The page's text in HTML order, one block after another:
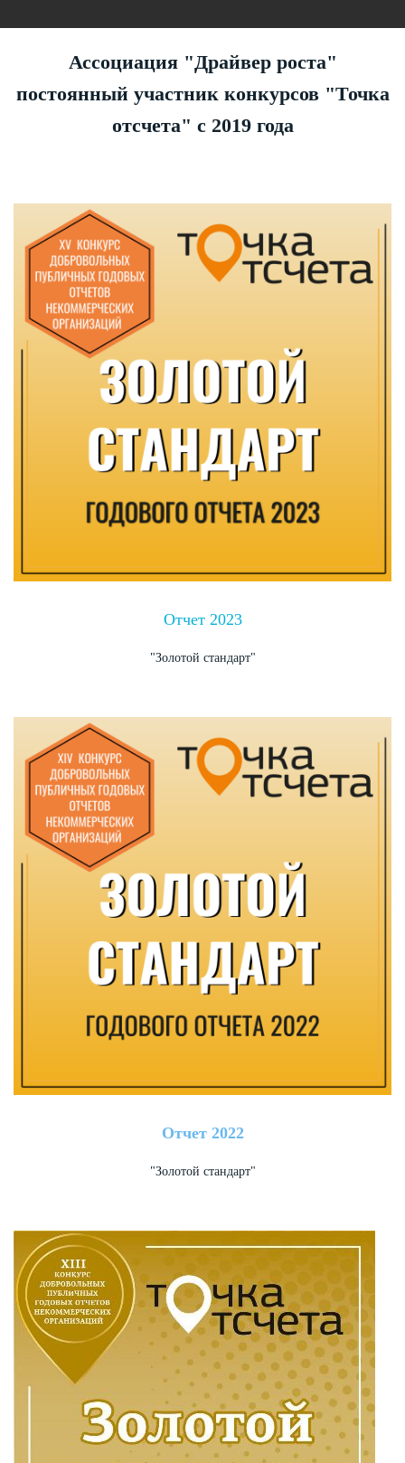
Ассоциация "Драйвер роста"
постоянный участник конкурсов "Точка
отсчета" с 2019 года
Отчет 2023
"Золотой стандарт"
Отчет 2022
"Золотой стандарт"